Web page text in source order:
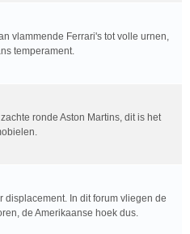
vlammende Ferrari's tot volle urnen,
temperament.
ronde Aston Martins, dit is het
displacement. In dit forum vliegen de
de Amerikaanse hoek dus.